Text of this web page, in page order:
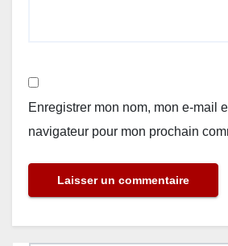
Enregistrer mon nom, mon e-mail
navigateur pour mon prochain